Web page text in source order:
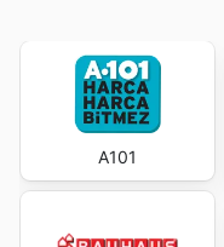
A101